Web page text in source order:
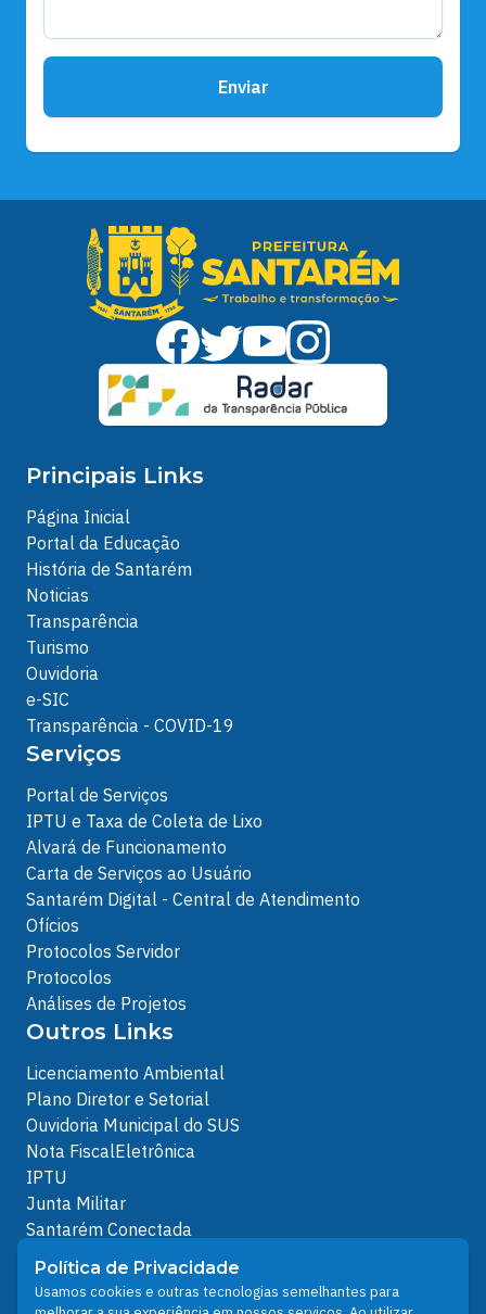
Enviar
Principais Links
Página Inicial
Portal da Educação
História de Santarém
Noticias
Transparência
Turismo
Ouvidoria
e-SIC
Transparência - COVID-19
Serviços
Portal de Serviços
IPTU e Taxa de Coleta de Lixo
Alvará de Funcionamento
Carta de Serviços ao Usuário
Santarém Digital - Central de Atendimento
Ofícios
Protocolos Servidor
Protocolos
Análises de Projetos
Outros Links
Licenciamento Ambiental
Plano Diretor e Setorial
Ouvidoria Municipal do SUS
Nota FiscalEletrônica
IPTU
Junta Militar
Santarém Conectada
Política de Privacidade
People illustrations by Storyset
Política de Privacidade
Usamos cookies e outras tecnologias semelhantes para